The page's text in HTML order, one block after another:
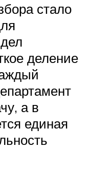
стало
деление
а в
единая